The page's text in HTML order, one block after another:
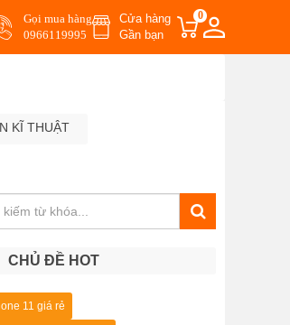
Gọi mua hàng
0966119995
Cửa hàng
Gần bạn
0
KĨ THUẬT
CHỦ ĐỀ HOT
11 giá rẻ